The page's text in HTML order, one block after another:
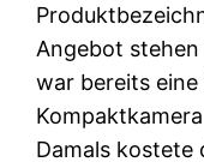
Angebot
war bereits
Damals kostete